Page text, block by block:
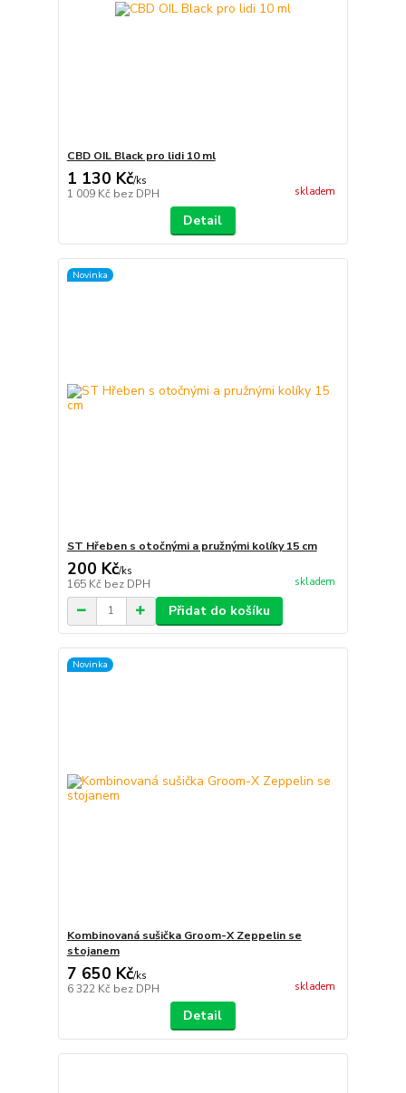
CBD OIL Black pro lidi 10 ml
1 130 Kč/ks
1 009 Kč bez DPH skladem
Detail
Novinka
ST Hřeben s otočnými a pružnými kolíky 15 cm
200 Kč/ks
165 Kč bez DPH skladem
Přidat do košíku
Novinka
Kombinovaná sušička Groom-X Zeppelin se
stojanem
7 650 Kč/ks
6 322 Kč bez DPH skladem
Detail